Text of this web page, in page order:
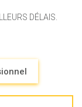
DÉLAIS.